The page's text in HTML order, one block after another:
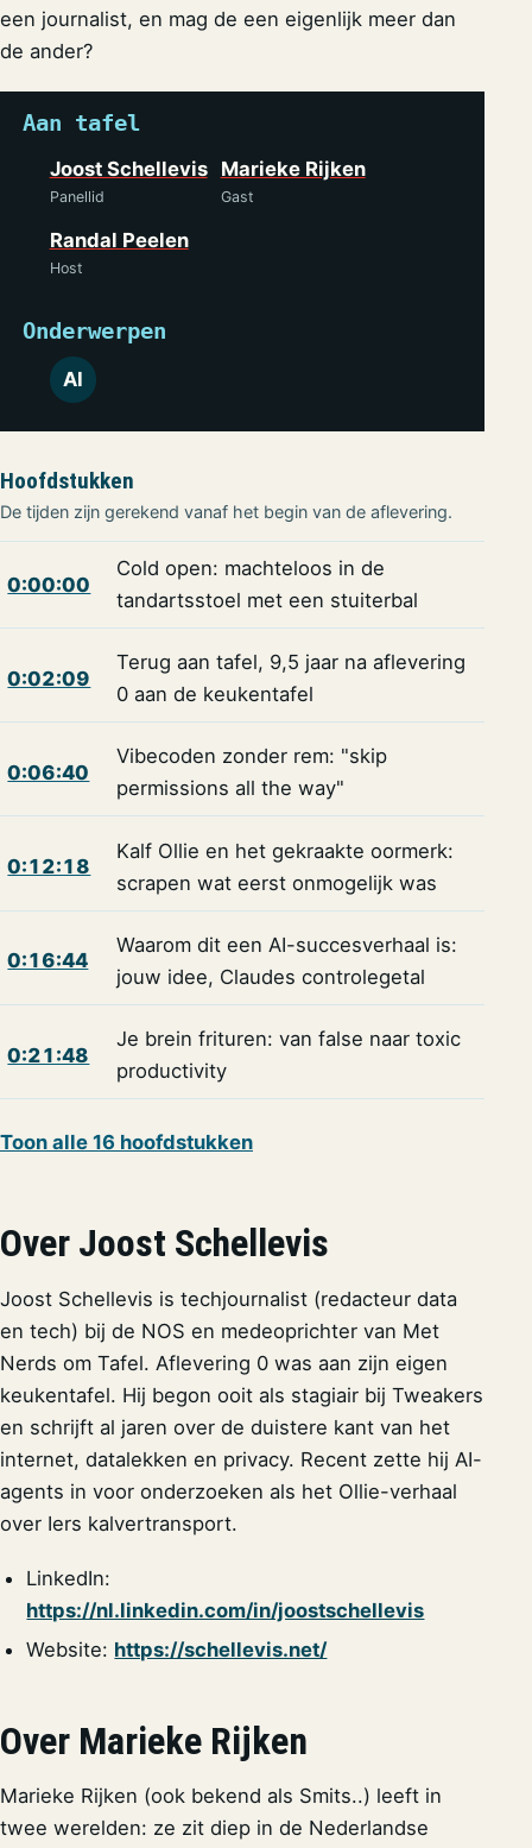
een journalist, en mag de een eigenlijk meer dan
de ander?
Aan tafel
Joost Schellevis
Panellid
Marieke Rijken
Gast
Randal Peelen
Host
Onderwerpen
AI
Hoofdstukken
De tijden zijn gerekend vanaf het begin van de aflevering.
0:00:00
Cold open: machteloos in de
tandartsstoel met een stuiterbal
0:02:09
Terug aan tafel, 9,5 jaar na aflevering
0 aan de keukentafel
0:06:40
Vibecoden zonder rem: "skip
permissions all the way"
0:12:18
Kalf Ollie en het gekraakte oormerk:
scrapen wat eerst onmogelijk was
0:16:44
Waarom dit een AI-succesverhaal is:
jouw idee, Claudes controlegetal
0:21:48
Je brein frituren: van false naar toxic
productivity
Toon alle 16 hoofdstukken
Over Joost Schellevis
Joost Schellevis is techjournalist (redacteur data
en tech) bij de NOS en medeoprichter van Met
Nerds om Tafel. Aflevering 0 was aan zijn eigen
keukentafel. Hij begon ooit als stagiair bij Tweakers
en schrijft al jaren over de duistere kant van het
internet, datalekken en privacy. Recent zette hij AI-
agents in voor onderzoeken als het Ollie-verhaal
over Iers kalvertransport.
LinkedIn:
https://nl.linkedin.com/in/joostschellevis
Website: https://schellevis.net/
Over Marieke Rijken
Marieke Rijken (ook bekend als Smits..) leeft in
twee werelden: ze zit diep in de Nederlandse